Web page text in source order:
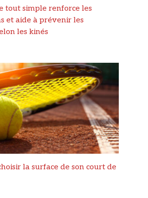
tout simple renforce les
et aide à prévenir les
les kinés
la surface de son court de